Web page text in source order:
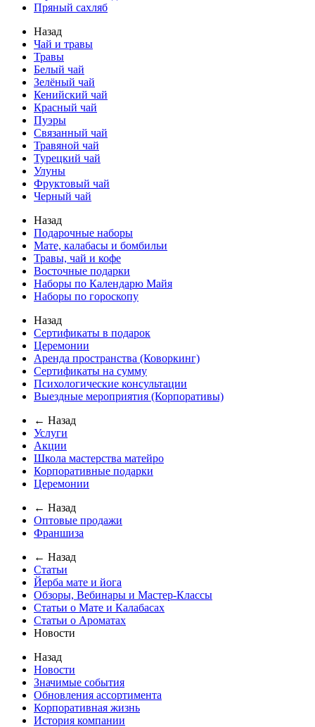
Пряный сахляб
Назад
Чай и травы
Травы
Белый чай
Зелёный чай
Кенийский чай
Красный чай
Пуэры
Связанный чай
Травяной чай
Турецкий чай
Улуны
Фруктовый чай
Черный чай
Назад
Подарочные наборы
Мате, калабасы и бомбильи
Травы, чай и кофе
Восточные подарки
Наборы по Календарю Майя
Наборы по гороскопу
Назад
Сертификаты в подарок
Церемонии
Аренда пространства (Коворкинг)
Сертификаты на сумму
Психологические консультации
Выездные мероприятия (Корпоративы)
← Назад
Услуги
Акции
Школа мастерства матейро
Корпоративные подарки
Церемонии
← Назад
Оптовые продажи
Франшиза
← Назад
Статьи
Йерба мате и йога
Обзоры, Вебинары и Мастер-Классы
Статьи о Мате и Калабасах
Статьи о Ароматах
Новости
Назад
Новости
Значимые события
Обновления ассортимента
Корпоративная жизнь
История компании